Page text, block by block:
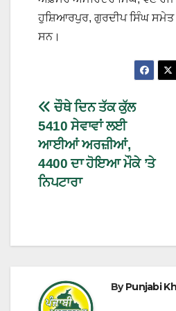
ਹੁਸ਼ਿਆਰਪੁਰ, ਗੁਰਦੀਪ ਸਿੰਘ
ਸਨ।
ਚੌਥੇ ਦਿਨ ਤੱਕ ਕੁੱਲ
5410 ਸੇਵਾਵਾਂ ਲਈ
ਆਈਆਂ ਅਰਜ਼ੀਆਂ,
4400 ਦਾ ਹੋਇਆ ਮੌਕੇ ’ਤੇ
ਨਿਪਟਾਰਾ
ByPunjabi